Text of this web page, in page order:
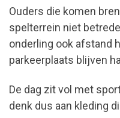
Ouders die komen
spelterrein niet
onderling ook afstand
parkeerplaats blijven
De dag zit vol met
denk dus aan kleding